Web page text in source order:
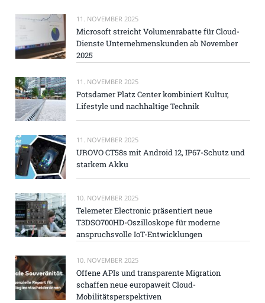
11. NOVEMBER 2025
Microsoft streicht Volumenrabatte für Cloud-
Dienste Unternehmenskunden ab November
2025
11. NOVEMBER 2025
Potsdamer Platz Center kombiniert Kultur,
Lifestyle und nachhaltige Technik
11. NOVEMBER 2025
UROVO CT58s mit Android 12, IP67-Schutz und
starkem Akku
10. NOVEMBER 2025
Telemeter Electronic präsentiert neue
T3DSO700HD-Oszilloskope für moderne
anspruchsvolle IoT-Entwicklungen
10. NOVEMBER 2025
Offene APIs und transparente Migration
schaffen neue europaweit Cloud-
Mobilitätsperspektiven